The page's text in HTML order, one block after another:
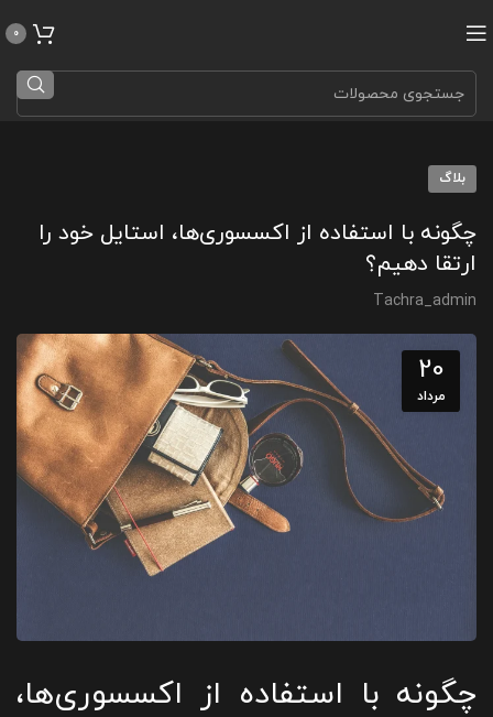
0
بلاگ
چگونه با استفاده از اکسسوری‌ها، استایل خود را
ارتقا دهیم؟
Tachra_admin
20
مرداد
چگونه با استفاده از اکسسوری‌ها،